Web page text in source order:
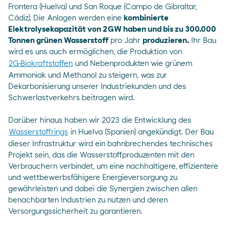
Frontera (Huelva) und San Roque (Campo de Gibraltar,
Cádiz). Die Anlagen werden eine kombinierte
Elektrolysekapazität von 2 GW haben und bis zu 300.000
Tonnen grünen Wasserstoffpro Jahr produzieren. Ihr Bau
wird es uns auch ermöglichen, die Produktion von
2G-Biokraftstoffen und Nebenprodukten wie grünem
Ammoniak und Methanol zu steigern, was zur
Dekarbonisierung unserer Industriekunden und des
Schwerlastverkehrs beitragen wird.
Darüber hinaus haben wir 2023 die Entwicklung des
Wasserstoffrings in Huelva (Spanien) angekündigt. Der Bau
dieser Infrastruktur wird ein bahnbrechendes technisches
Projekt sein, das die Wasserstoffproduzenten mit den
Verbrauchern verbindet, um eine nachhaltigere, effizientere
und wettbewerbsfähigere Energieversorgung zu
gewährleisten und dabei die Synergien zwischen allen
benachbarten Industrien zu nutzen und deren
Versorgungssicherheit zu garantieren.